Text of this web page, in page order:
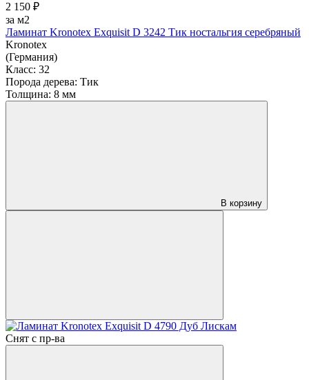
2 150 ₽
за м2
Ламинат Kronotex Exquisit D 3242 Тик ностальгия серебряный
Kronotex
(Германия)
Класс: 32
Порода дерева: Тик
Толщина: 8 мм
В корзину
Снят с пр-ва